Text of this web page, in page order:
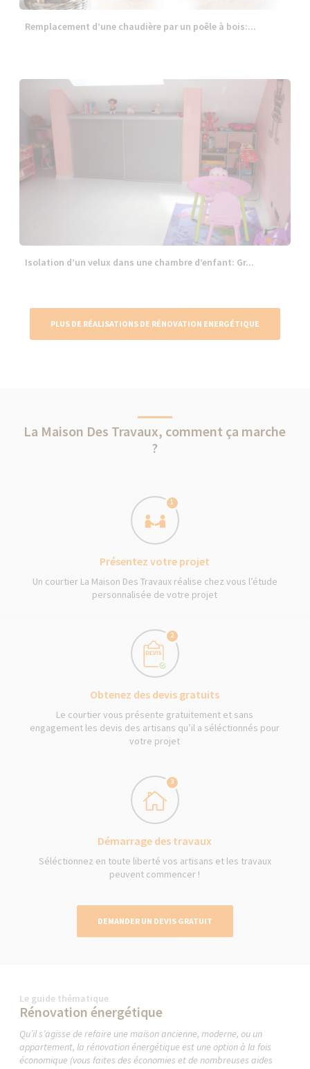
Remplacement d’une chaudière par un poêle à bois:...
Isolation d’un velux dans une chambre d’enfant: Gr...
PLUS DE RÉALISATIONS DE RÉNOVATION ENERGÉTIQUE
La Maison Des Travaux, comment ça marche
?
1
Présentez votre projet
Un courtier La Maison Des Travaux réalise chez vous l’étude
personnalisée de votre projet
2
Obtenez des devis gratuits
Le courtier vous présente gratuitement et sans
engagement les devis des artisans qu’il a séléctionnés pour
votre projet
3
Démarrage des travaux
Séléctionnez en toute liberté vos artisans et les travaux
peuvent commencer !
DEMANDER UN DEVIS GRATUIT
Le guide thématique
Rénovation énergétique
Qu’il s’agisse de refaire une maison ancienne, moderne, ou un
appartement, la rénovation énergétique est une option à la fois
économique (vous faites des économies et de nombreuses aides